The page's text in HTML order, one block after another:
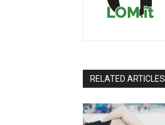
RELATED ARTICLES